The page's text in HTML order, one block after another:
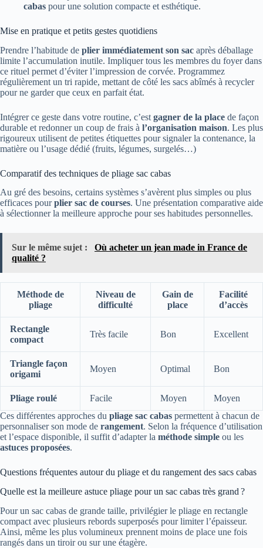
cabas pour une solution compacte et esthétique.
Mise en pratique et petits gestes quotidiens
Prendre l’habitude de plier immédiatement son sac après déballage
limite l’accumulation inutile. Impliquer tous les membres du foyer dans
ce rituel permet d’éviter l’impression de corvée. Programmez
régulièrement un tri rapide, mettant de côté les sacs abîmés à recycler
pour ne garder que ceux en parfait état.
Intégrer ce geste dans votre routine, c’est gagner de la place de façon
durable et redonner un coup de frais à l’organisation maison. Les plus
rigoureux utilisent de petites étiquettes pour signaler la contenance, la
matière ou l’usage dédié (fruits, légumes, surgelés…)
Comparatif des techniques de pliage sac cabas
Au gré des besoins, certains systèmes s’avèrent plus simples ou plus
efficaces pourplier sac de courses. Une présentation comparative aide
à sélectionner la meilleure approche pour ses habitudes personnelles.
Sur le même sujet :
Où acheter un jean made in France de
qualité ?
Méthode de
pliage
Niveau de
difficulté
Gain de
place
Facilité
d’accès
Rectangle
compact
Très facile Bon Excellent
Triangle façon
origami
Moyen Optimal Bon
Pliage roulé Facile Moyen
Moyen
Ces différentes approches du pliage sac cabas permettent à chacun de
personnaliser son mode de rangement. Selon la fréquence d’utilisation
et l’espace disponible, il suffit d’adapter la méthode simple ou les
astuces proposées.
Questions fréquentes autour du pliage et du rangement des sacs cabas
Quelle est la meilleure astuce pliage pour un sac cabas très grand ?
Pour un sac cabas de grande taille, privilégier le pliage en rectangle
compact avec plusieurs rebords superposés pour limiter l’épaisseur.
Ainsi, même les plus volumineux prennent moins de place une fois
rangés dans un tiroir ou sur une étagère.